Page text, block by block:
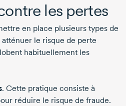
les pertes
en place plusieurs types de
le risque de perte
habituellement les
. Cette pratique consiste à
réduire le risque de fraude.